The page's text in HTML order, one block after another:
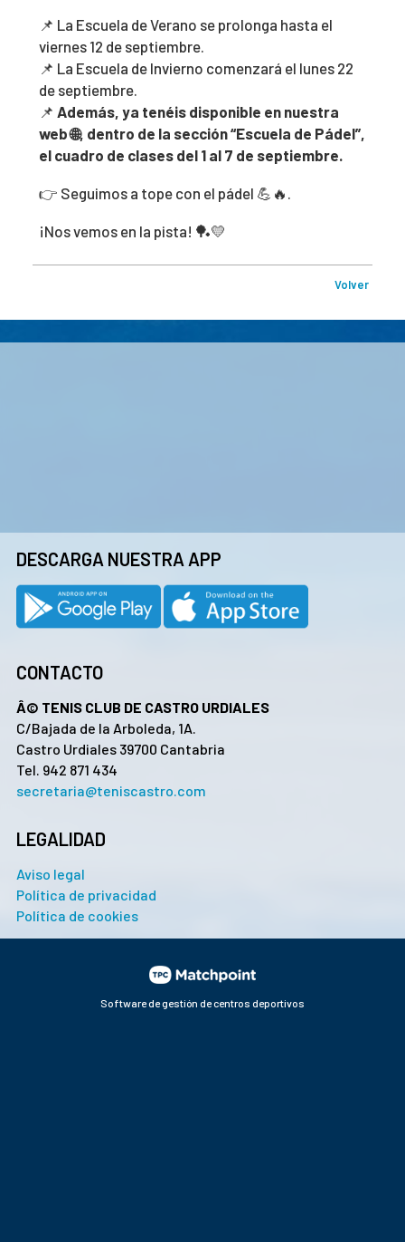
📌 La Escuela de Verano se prolonga hasta el
viernes 12 de septiembre.
📌 La Escuela de Invierno comenzará el lunes 22
de septiembre.
📌 Además, ya tenéis disponible en nuestra
web 🌐, dentro de la sección “Escuela de Pádel”,
el cuadro de clases del 1 al 7 de septiembre.
👉 Seguimos a tope con el pádel 💪🔥.
¡Nos vemos en la pista! 🏓💛
Volver
DESCARGA NUESTRA APP
CONTACTO
Â© TENIS CLUB DE CASTRO URDIALES
C/Bajada de la Arboleda, 1A.
Castro Urdiales 39700 Cantabria
Tel. 942 871 434
secretaria@teniscastro.com
LEGALIDAD
Aviso legal
Política de privacidad
Política de cookies
Software de gestión de centros deportivos